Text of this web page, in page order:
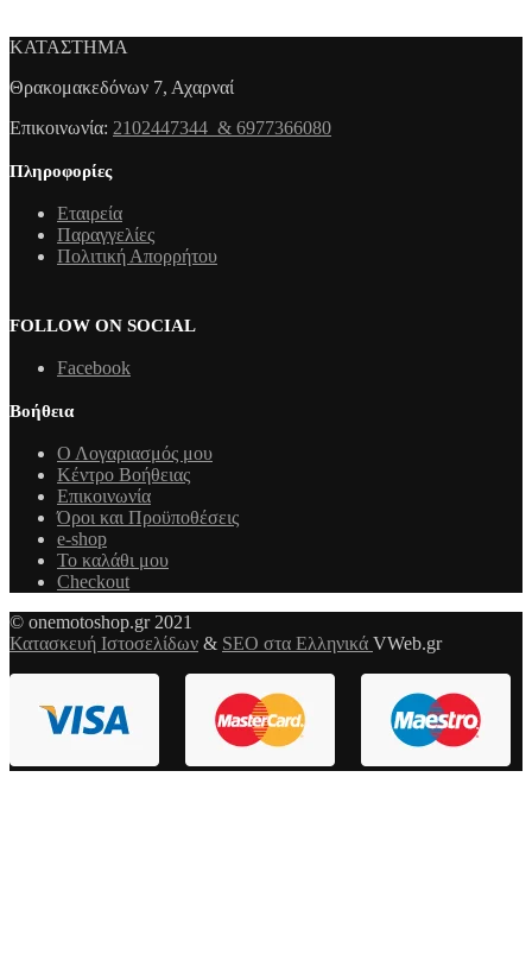
ΚΑΤΑΣΤΗΜΑ
Θρακομακεδόνων 7, Αχαρναί
Επικοινωνία: 2102447344 & 6977366080
Πληροφορίες
Εταιρεία
Παραγγελίες
Πολιτική Απορρήτου
FOLLOW ON SOCIAL
Facebook
Βοήθεια
Ο Λογαριασμός μου
Κέντρο Βοήθειας
Επικοινωνία
Όροι και Προϋποθέσεις
e-shop
Το καλάθι μου
Checkout
© onemotoshop.gr 2021
Κατασκευή Ιστοσελίδων & SEO στα Ελληνικά VWeb.gr